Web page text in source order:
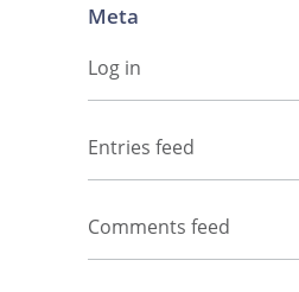
Meta
Log in
Entries feed
Comments feed